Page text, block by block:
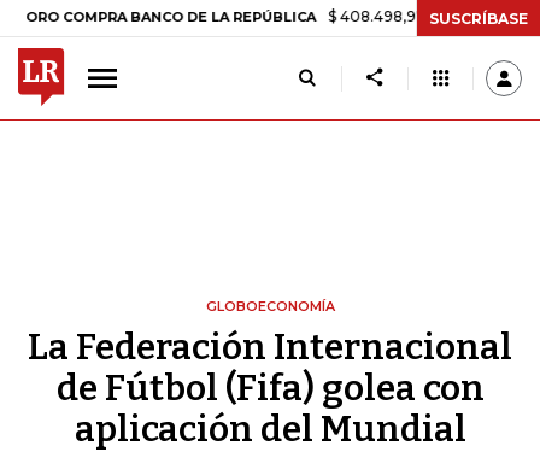
COMPRA BANCO DE LA REPÚBLICA $ 408.498,97 +$ 8.753,81 +2,19%
SUSCRÍBASE
GLOBOECONOMÍA
La Federación Internacional
de Fútbol (Fifa) golea con
aplicación del Mundial